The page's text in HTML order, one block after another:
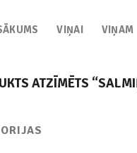
VIŅAI VIŅAM
ATZĪMĒTS